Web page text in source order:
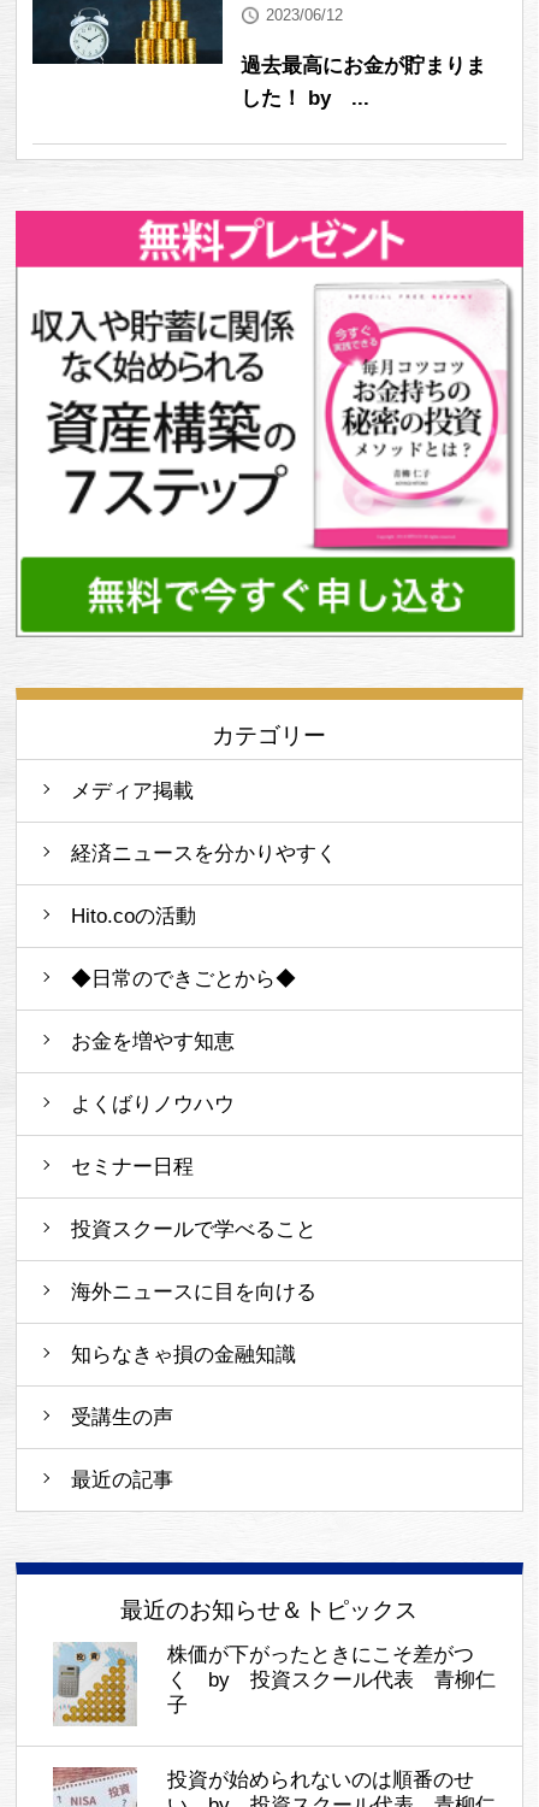
2023/06/12
過去最高にお金が貯まりま
した！ by ...
カテゴリー
メディア掲載
経済ニュースを分かりやすく
Hito.coの活動
◆日常のできごとから◆
お金を増やす知恵
よくばりノウハウ
セミナー日程
投資スクールで学べること
海外ニュースに目を向ける
知らなきゃ損の金融知識
受講生の声
最近の記事
最近のお知らせ＆トピックス
株価が下がったときにこそ差がつ
く by 投資スクール代表 青柳仁
子
投資が始められないのは順番のせ